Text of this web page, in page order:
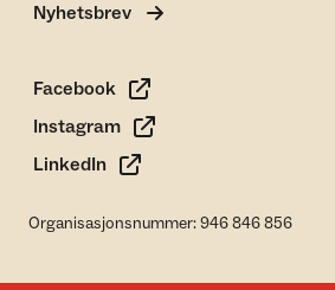
Nyhetsbrev
Facebook
Instagram
LinkedIn
Organisasjonsnummer: 946 846 856